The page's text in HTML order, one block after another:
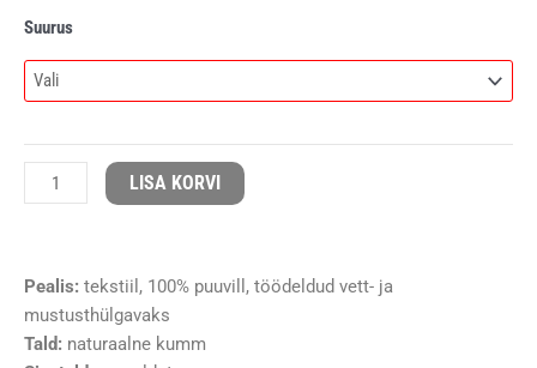
Suurus
D.D
tekstiilist
jalanõud
royal
LISA KORVI
Pealis: tekstiil, 100% puuvill, töödeldud vett- ja
mustusthülgavaks
Tald: naturaalne kumm